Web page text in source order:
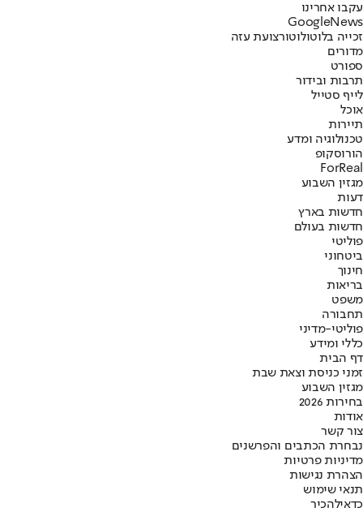
עקבו אחרינו
Googl eNews
זכייה בלוטולוטורצועת עזה
מדורים
ספורט
תרבות ובידור
לייף סטייל
אוכל
תיירות
טכנולוגיה ומדע
הורוסקופ
ForReal
מגזין השבוע
דעות
חדשות בארץ
חדשות בעולם
פוליטי
ביטחוני
חינוך
בריאות
משפט
תחבורה
פוליטי-מדיני
כללי ומידע
דף הבית
זמני כניסת וצאת שבת
מגזין השבוע
בחירות 2026
אודות
צור קשר
נבחרת הכתבים והפרשנים
מדיניות פרטיות
הצהרת נגישות
תנאי שימוש
כדאילהכיר